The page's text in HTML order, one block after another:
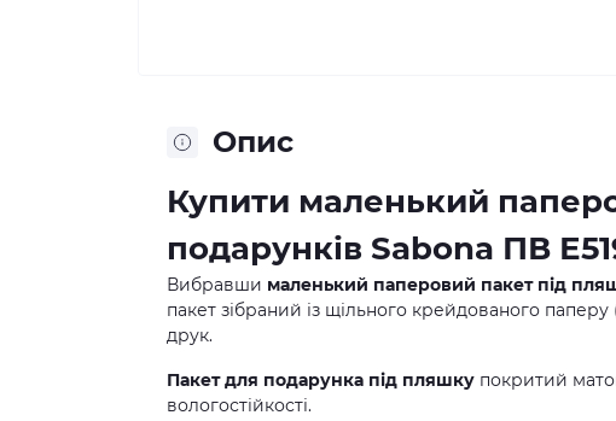
Опис
Купити маленький
подарунків Sabona ПВ
Вибравши маленький паперовий пакет під
пакет зібраний із щільного крейдованого
друк.
Пакет для подарунка під пляшку покритий
вологостійкості.